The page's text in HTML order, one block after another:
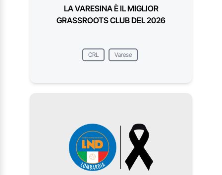
LA VARESINA È IL MIGLIOR
GRASSROOTS CLUB DEL 2026
CRL Varese